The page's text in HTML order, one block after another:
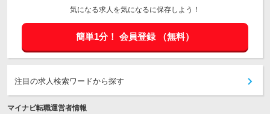
気になる求人を気になるに保存しよう！
簡単1分！ 会員登録 （無料）
注目の求人検索ワードから探す
マイナビ転職運営者情報